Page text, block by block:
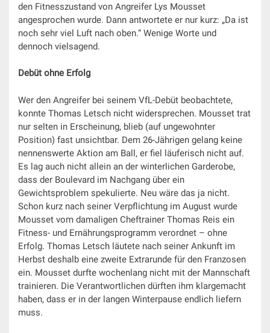
den Fitnesszustand von Angreifer Lys Mousset
angesprochen wurde. Dann antwortete er nur kurz: „Da ist
noch sehr viel Luft nach oben.“ Wenige Worte und
dennoch vielsagend.
Debüt ohne Erfolg
Wer den Angreifer bei seinem VfL-Debüt beobachtete,
konnte Thomas Letsch nicht widersprechen. Mousset trat
nur selten in Erscheinung, blieb (auf ungewohnter
Position) fast unsichtbar. Dem 26-Jährigen gelang keine
nennenswerte Aktion am Ball, er fiel läuferisch nicht auf.
Es lag auch nicht allein an der winterlichen Garderobe,
dass der Boulevard im Nachgang über ein
Gewichtsproblem spekulierte. Neu wäre das ja nicht.
Schon kurz nach seiner Verpflichtung im August wurde
Mousset vom damaligen Cheftrainer Thomas Reis ein
Fitness- und Ernährungsprogramm verordnet – ohne
Erfolg. Thomas Letsch läutete nach seiner Ankunft im
Herbst deshalb eine zweite Extrarunde für den Franzosen
ein. Mousset durfte wochenlang nicht mit der Mannschaft
trainieren. Die Verantwortlichen dürften ihm klargemacht
haben, dass er in der langen Winterpause endlich liefern
muss.